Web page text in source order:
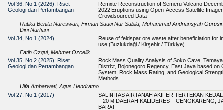
Vol 36, No 1 (2026): Riset
Geologi dan Pertambangan
Remote Reconstruction of Semeru Volcano
2022 Eruptions using Open-Access Satellite
Crowdsourced Data
Ratika Benita Nareswari, Firman Sauqi Nur Sabila, Muhammad Andriansyah
Dini Nurfiani
Vol 34, No 1 (2024)
Reuse of feldspar ore waste after beneficiation for
use (Buzlukdaği / Kirşehir / Türkiye)
Fatih Ozgul, Mehmet Ozcelik
Vol 35, No 2 (2025): Riset
Geologi dan Pertambangan
Rock Mass Quality Analysis of Soko Cave,
District, Bojonegoro Regency, East Java based on
System, Rock Mass Rating, and Geological
Methods
Ulfa Ambarwati, Agus Hendratno
Vol 27, No 1 (2017)
SALINITAS AIRTANAH AKIFER TERTEKAN
– 20 M DAERAH KALIDERES – CENGKARENG,
BARAT